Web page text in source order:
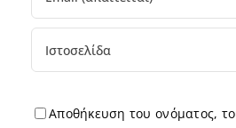
Αποθήκευση του ονόματος,